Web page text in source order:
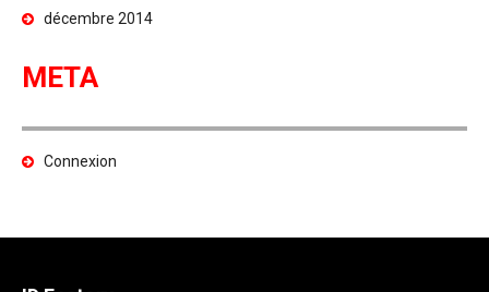
décembre 2014
META
Connexion